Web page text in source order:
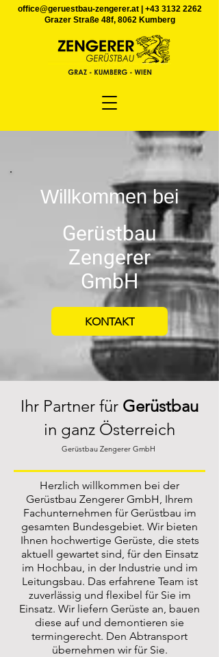
office@geruestbau-zengerer.at| +43 3132 2262
Grazer Straße 48f, 8062 Kumberg
Willkommen bei
Gerüstbau
Zengerer
GmbH
KONTAKT
Ihr Partner für Gerüstbau
in ganz Österreich
Gerüstbau Zengerer GmbH
Herzlich willkommen bei der
Gerüstbau Zengerer GmbH, Ihrem
Fachunternehmen für Gerüstbau im
gesamten Bundesgebiet. Wir bieten
Ihnen hochwertige Gerüste, die stets
aktuell gewartet sind, für den Einsatz
im Hochbau, in der Industrie und im
Leitungsbau. Das erfahrene Team ist
zuverlässig und flexibel für Sie im
Einsatz. Wir liefern Gerüste an, bauen
diese auf und demontieren sie
termingerecht. Den Abtransport
übernehmen wir für Sie.